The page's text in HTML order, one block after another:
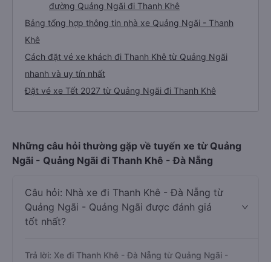
đường Quảng Ngãi đi Thanh Khê
Bảng tổng hợp thông tin nhà xe Quảng Ngãi - Thanh
Khê
Cách đặt vé xe khách đi Thanh Khê từ Quảng Ngãi
nhanh và uy tín nhất
Đặt vé xe Tết 2027 từ Quảng Ngãi đi Thanh Khê
Những câu hỏi thường gặp về tuyến xe từ Quảng
Ngãi - Quảng Ngãi đi Thanh Khê - Đà Nẵng
Câu hỏi: Nhà xe đi Thanh Khê - Đà Nẵng từ
Quảng Ngãi - Quảng Ngãi được đánh giá
tốt nhất?
Trả lời: Xe đi Thanh Khê - Đà Nẵng từ Quảng Ngãi -